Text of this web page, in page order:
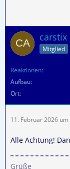
carstix
Mitglied
Reaktionen
Aufbau
Ort
11. Februar 2026
Alle Achtung!
Grüße